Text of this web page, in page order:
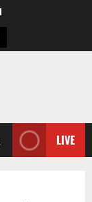
LIVE